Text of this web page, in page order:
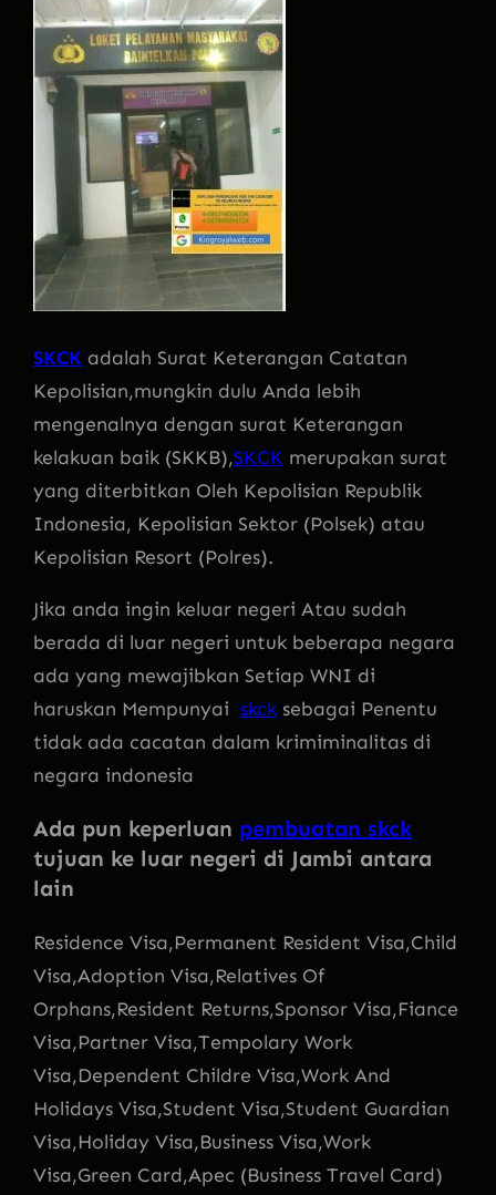
SKCK adalah Surat Keterangan Catatan
Kepolisian,mungkin dulu Anda lebih
mengenalnya dengan surat Keterangan
kelakuan baik (SKKB),SKCK merupakan surat
yang diterbitkan Oleh Kepolisian Republik
Indonesia, Kepolisian Sektor (Polsek) atau
Kepolisian Resort (Polres).
Jika anda ingin keluar negeri Atau sudah
berada di luar negeri untuk beberapa negara
ada yang mewajibkan Setiap WNI di
haruskan Mempunyai skck sebagai Penentu
tidak ada cacatan dalam krimiminalitas di
negara indonesia
Ada pun keperluan pembuatan skck
tujuan ke luar negeri di Jambi antara
lain
Residence Visa,Permanent Resident Visa,Child
Visa,Adoption Visa,Relatives Of
Orphans,Resident Returns,Sponsor Visa,Fiance
Visa,Partner Visa,Tempolary Work
Visa,Dependent Childre Visa,Work And
Holidays Visa,Student Visa,Student Guardian
Visa,Holiday Visa,Business Visa,Work
Visa,Green Card,Apec (Business Travel Card)